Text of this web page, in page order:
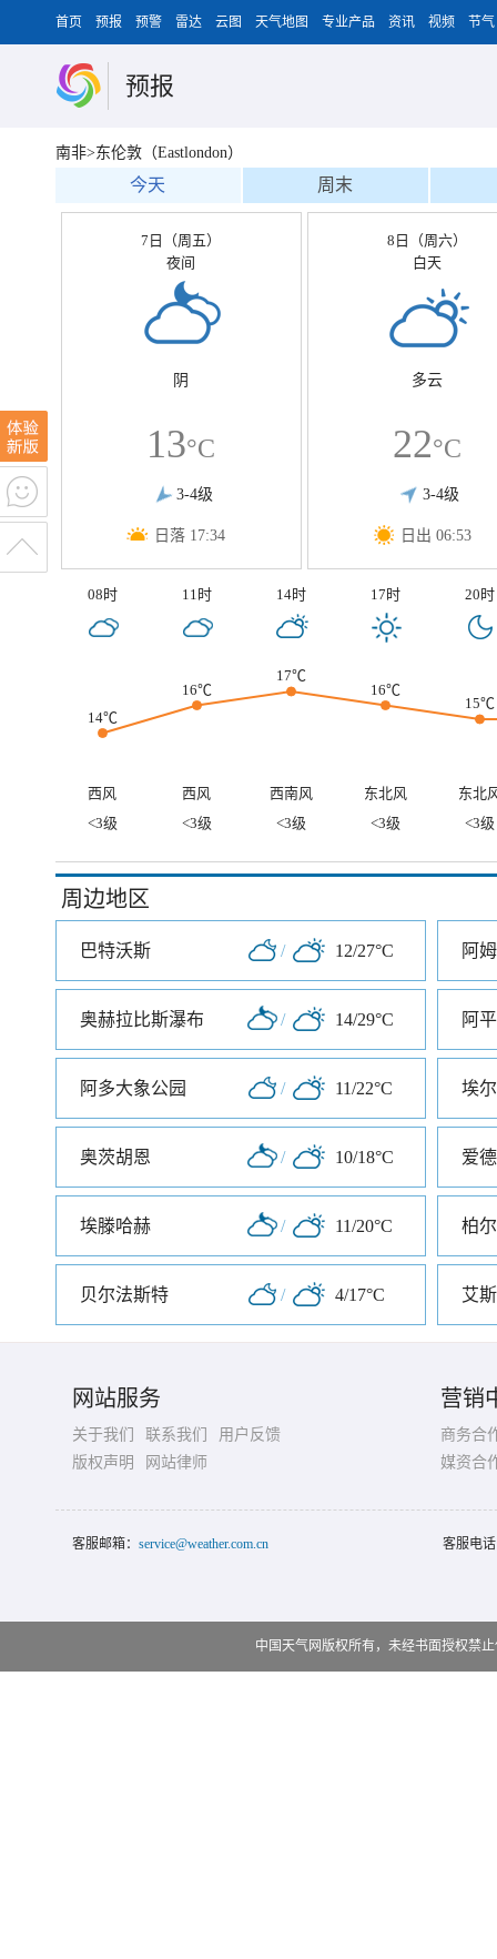
首页 预报 预警 雷达 云图 天气地图 专业产品 资讯 视频 节气
预报
南非>东伦敦（Eastlondon）
今天 周末
7日（周五）
夜间
阴
13°C
3-4级
日落 17:34
8日（周六）
白天
多云
22°C
3-4级
日出 06:53
08时 11时 14时 17时 20时
14℃
16℃
17℃
16℃
15℃
西风 西风 西南风 东北风
东北
<3级
<3级 <3级 <3级 <3级
周边地区
巴特沃斯 / 12/27°C 阿
奥赫拉比斯瀑布 / 14/29°C 阿
阿多大象公园 / 11/22°C 埃
奥茨胡恩 / 10/18°C 爱
埃滕哈赫 / 11/20°C 柏尔
贝尔法斯特 / 4/17°C 艾
网站服务
关于我们 联系我们
用户反馈
版权声明
网站律师
营销
商务合
媒资合
客服邮箱： service@weather.com.cn 客服电
中国天气网版权所有，未经书面授权